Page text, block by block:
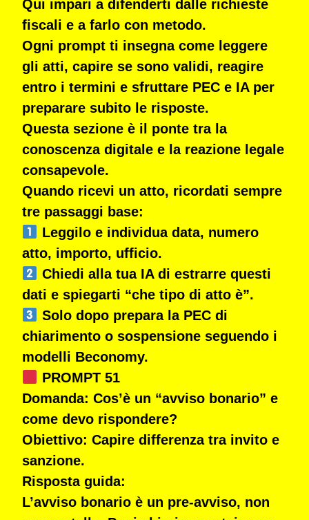
Qui impari a difenderti dalle richieste
fiscali e a farlo con metodo.
Ogni prompt ti insegna come leggere
gli atti, capire se sono validi, reagire
entro i termini e sfruttare PEC e IA per
preparare subito le risposte.
Questa sezione è il ponte tra la
conoscenza digitale e la reazione legale
consapevole.
Quando ricevi un atto, ricordati sempre
tre passaggi base:
Leggilo e individua data, numero
atto, importo, ufficio.
Chiedi alla tua IA di estrarre questi
dati e spiegarti “che tipo di atto è”.
Solo dopo prepara la PEC di
chiarimento o sospensione seguendo i
modelli Beconomy.
PROMPT 51
Domanda: Cos’è un “avviso bonario” e
come devo rispondere?
Obiettivo: Capire differenza tra invito e
sanzione.
Risposta guida:
L’avviso bonario è un pre-avviso, non